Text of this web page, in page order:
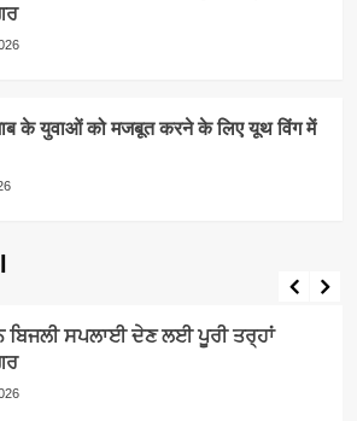
के युवाओं को मजबूत करने के लिए यूथ विंग में
ਬਿਜਲੀ ਸਪਲਾਈ ਦੇਣ ਲਈ ਪੂਰੀ ਤਰ੍ਹਾਂ